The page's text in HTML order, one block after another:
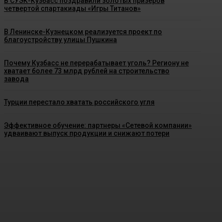
четвертой спартакиады «Игры Титанов»
В Ленинске-Кузнецком реализуется проект по
благоустройству улицы Пушкина
Почему Кузбасс не перерабатывает уголь? Региону не
хватает более 73 млрд рублей на строительство
завода
Турции перестало хватать российского угля
Эффективное обучение: партнеры «Сетевой компании»
удваивают выпуск продукции и снижают потери